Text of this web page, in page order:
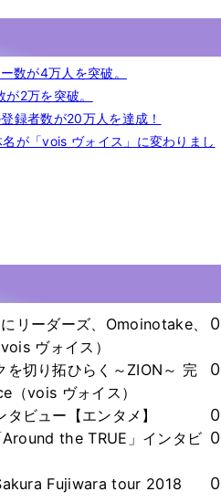
が4万人を突破。
2万を突破。
録者数が20万人を達成！
「vois ヴォイス」に変わりまし
リーダーズ、Omoinotake、
ヴォイス）
0
を切り拓ひらく～ZION～ 完
（vois ヴォイス）
0
タビュー【エンタメ】
0
Around the TRUE」インタビ 0
Fujiwara tour 2018
0